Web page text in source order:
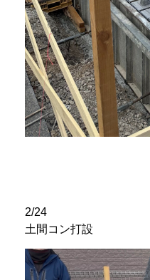
2/24
土間コン打設